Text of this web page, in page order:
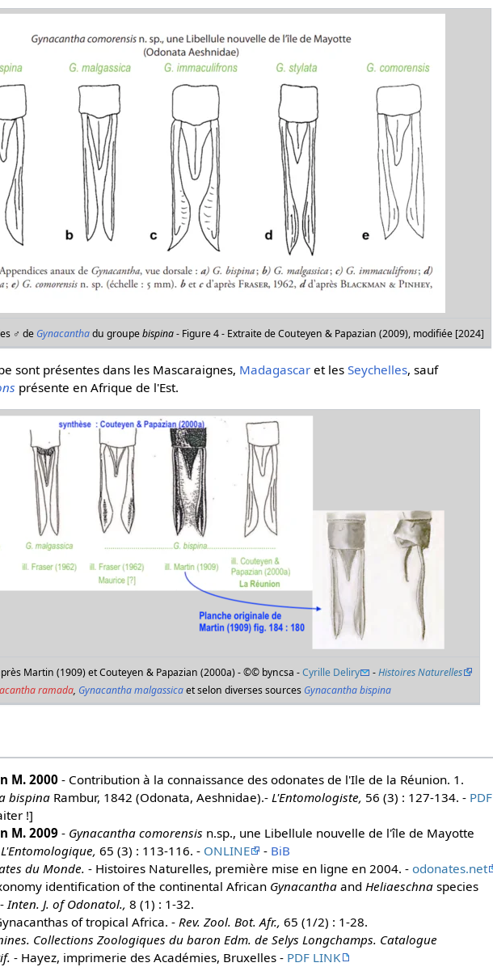
♂ de Gynacanthadu groupebispina- Figure 4 - Extraite de Couteyen & Papazian (2009), modifiée [2024]
sont présentes dans les Mascaraignes, Madagascar et lesSeychelles, sauf
présente en Afrique de l'Est.
Martin (1909) et Couteyen & Papazian (2000a) - ©© byncsa -Cyrille Deliry -Histoires Naturelles
ramada, Gynacantha malgassicaet selon diverses sources Gynacantha bispina
M. 2000 - Contribution à la connaissance des odonates de l'Ile de la Réunion. 1.
bispina Rambur, 1842 (Odonata, Aeshnidae).-L'Entomologiste, 56 (3) : 127-134. - PDF
!]
M. 2009 - Gynacantha comorensis n.sp., une Libellule nouvelle de l'île de Mayotte
L'Entomologique, 65 (3) : 113-116. - ONLINE - BiB
du Monde. - Histoires Naturelles, première mise en ligne en 2004. -odonates.net
identification of the continental African Gynacantha andHeliaeschna species
-Inten. J. of Odonatol., 8 (1) : 1-32.
of tropical Africa. -Rev. Zool. Bot. Afr., 65 (1/2) : 1-28.
Collections Zoologiques du baron Edm. de Selys Longchamps. Catalogue
- Hayez, imprimerie des Académies, Bruxelles - PDF LINK